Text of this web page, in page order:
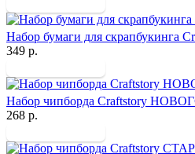
Набор бумаги для
349 р.
Набор чипборда Craftstory
268 р.